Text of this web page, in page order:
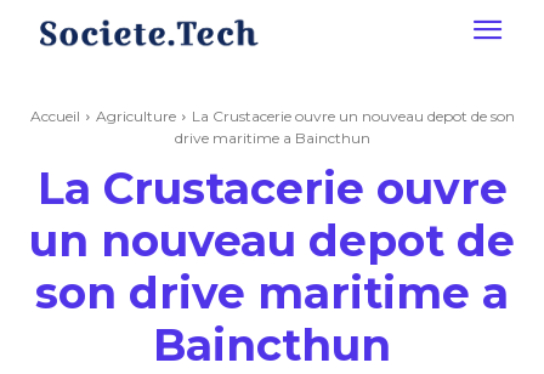
Accueil Agriculture
La Crustacerie ouvre un nouveau depot de son
drive maritime a Baincthun
La Crustacerie ouvre
un nouveau depot de
son drive maritime a
Baincthun